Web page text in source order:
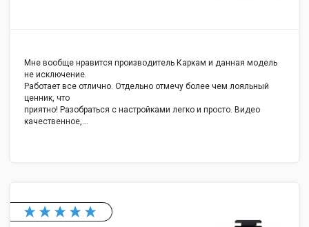
Мне вообще нравится производитель Каркам и данная модель
не исключение.
Работает все отлично. Отдельно отмечу более чем лояльный
ценник, что
приятно! Разобраться с настройками легко и просто. Видео
качественное,…